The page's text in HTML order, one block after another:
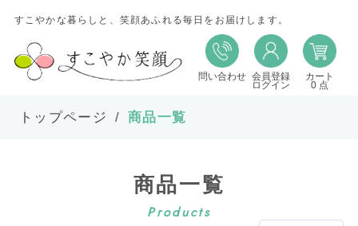
すこやかな暮らしと、笑顔あふれる毎日をお届けします。
問い合わせ 会員登録
ログイン
カート
0 点
トップページ 商品一覧
商品一覧
Products
並び替え